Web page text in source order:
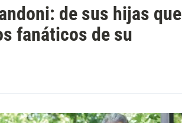
de sus hijas que
fanáticos de su